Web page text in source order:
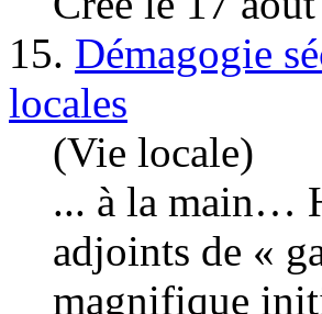
15. Démagogie
locales
(Vie locale)
... à la main…
adjoints de «
magnifique